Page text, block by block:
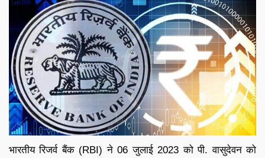
भारतीय रिजर्व बैंक (RBI) ने 06 जुलाई 2023 को पी. वासुदेवन को